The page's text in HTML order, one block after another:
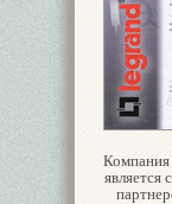
Компания
является